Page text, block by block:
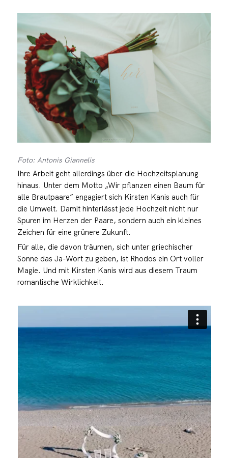
Foto: Antonis Giannelis
Ihre Arbeit geht allerdings über die Hochzeitsplanung
hinaus. Unter dem Motto „Wir pflanzen einen Baum für
alle Brautpaare” engagiert sich Kirsten Kanis auch für
die Umwelt. Damit hinterlässt jede Hochzeit nicht nur
Spuren im Herzen der Paare, sondern auch ein kleines
Zeichen für eine grünere Zukunft.
Für alle, die davon träumen, sich unter griechischer
Sonne das Ja-Wort zu geben, ist Rhodos ein Ort voller
Magie. Und mit Kirsten Kanis wird aus diesem Traum
romantische Wirklichkeit.